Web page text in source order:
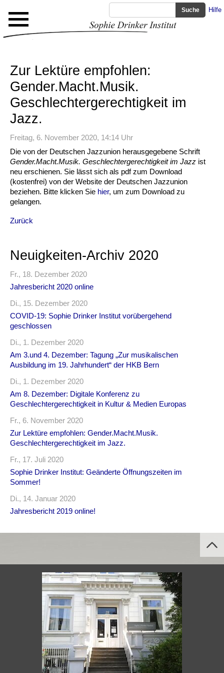
Hilfe
Zur Lektüre empfohlen:
Gender.Macht.Musik.
Geschlechtergerechtigkeit im
Jazz.
Freitag, 6. November 2020, 14:14 Uhr
Die von der Deutschen Jazzunion herausgegebene Schrift
Gender.Macht.Musik. Geschlechtergerechtigkeit im Jazz ist
neu erschienen. Sie lässt sich als pdf zum Download
(kostenfrei) von der Website der Deutschen Jazzunion
beziehen. Bitte klicken Sie hier, um zum Download zu
gelangen.
Zurück
Neuigkeiten-Archiv 2020
Fr., 18. Dezember 2020
Jahresbericht 2020 online
Di., 15. Dezember 2020
COVID-19: Sophie Drinker Institut vorübergehend
geschlossen
Di., 1. Dezember 2020
Am 3.und 4. Dezember: Tagung „Zur musikalischen
Ausbildung im 19. Jahrhundert“ der HKB Bern
Di., 1. Dezember 2020
Am 8. Dezember: Digitale Konferenz zu
Geschlechtergerechtigkeit in Kultur & Medien Europas
Fr., 6. November 2020
Zur Lektüre empfohlen: Gender.Macht.Musik.
Geschlechtergerechtigkeit im Jazz.
Fr., 17. Juli 2020
Sophie Drinker Institut: Geänderte Öffnungszeiten im
Sommer!
Di., 14. Januar 2020
Jahresbericht 2019 online!